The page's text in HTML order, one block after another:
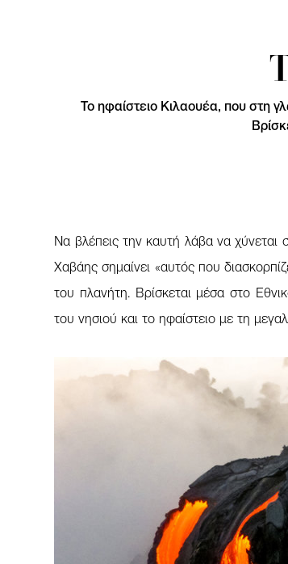
Το ηφαίστειο Κιλαουέα, που στη
Να βλέπεις την καυτή λάβα να χύνεται
Χαβάης σημαίνει «αυτός που
του πλανήτη. Βρίσκεται μέσα στο
του νησιού και το ηφαίστειο με τη